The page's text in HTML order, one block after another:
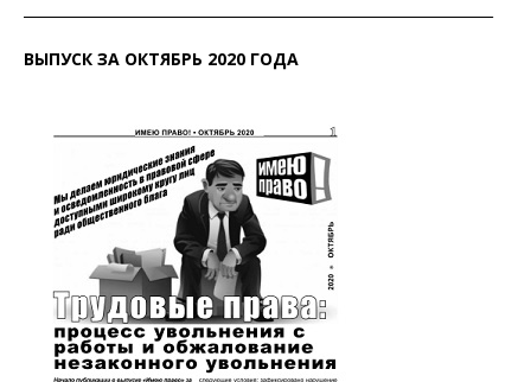
ВЫПУСК ЗА ОКТЯБРЬ 2020 ГОДА